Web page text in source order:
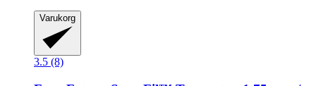
Varukorg
3.5 (8)